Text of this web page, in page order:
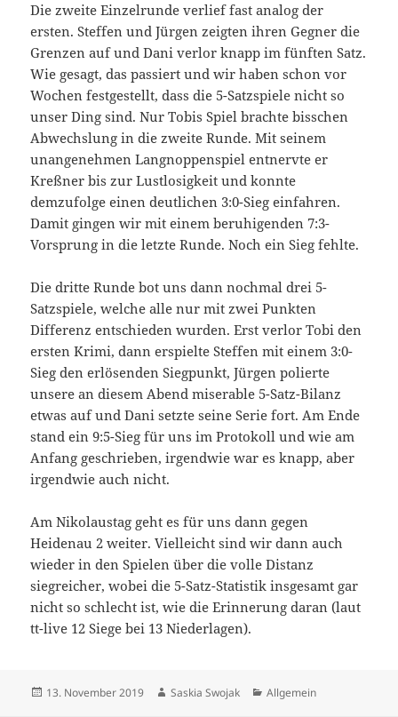
Die zweite Einzelrunde verlief fast analog der
ersten. Steffen und Jürgen zeigten ihren Gegner die
Grenzen auf und Dani verlor knapp im fünften Satz.
Wie gesagt, das passiert und wir haben schon vor
Wochen festgestellt, dass die 5-Satzspiele nicht so
unser Ding sind. Nur Tobis Spiel brachte bisschen
Abwechslung in die zweite Runde. Mit seinem
unangenehmen Langnoppenspiel entnervte er
Kreßner bis zur Lustlosigkeit und konnte
demzufolge einen deutlichen 3:0-Sieg einfahren.
Damit gingen wir mit einem beruhigenden 7:3-
Vorsprung in die letzte Runde. Noch ein Sieg fehlte.
Die dritte Runde bot uns dann nochmal drei 5-
Satzspiele, welche alle nur mit zwei Punkten
Differenz entschieden wurden. Erst verlor Tobi den
ersten Krimi, dann erspielte Steffen mit einem 3:0-
Sieg den erlösenden Siegpunkt, Jürgen polierte
unsere an diesem Abend miserable 5-Satz-Bilanz
etwas auf und Dani setzte seine Serie fort. Am Ende
stand ein 9:5-Sieg für uns im Protokoll und wie am
Anfang geschrieben, irgendwie war es knapp, aber
irgendwie auch nicht.
Am Nikolaustag geht es für uns dann gegen
Heidenau 2 weiter. Vielleicht sind wir dann auch
wieder in den Spielen über die volle Distanz
siegreicher, wobei die 5-Satz-Statistik insgesamt gar
nicht so schlecht ist, wie die Erinnerung daran (laut
tt-live 12 Siege bei 13 Niederlagen).
Veröffentlicht
13. November 2019 Autor
Saskia Swojak Kategorien
Allgemein